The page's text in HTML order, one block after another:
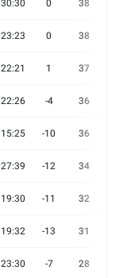
30:30 0 38
23:23 0 38
22:21 1 37
22:26 -4 36
15:25 -10 36
27:39 -12 34
19:30 -11 32
19:32 -13 31
23:30 -7 28